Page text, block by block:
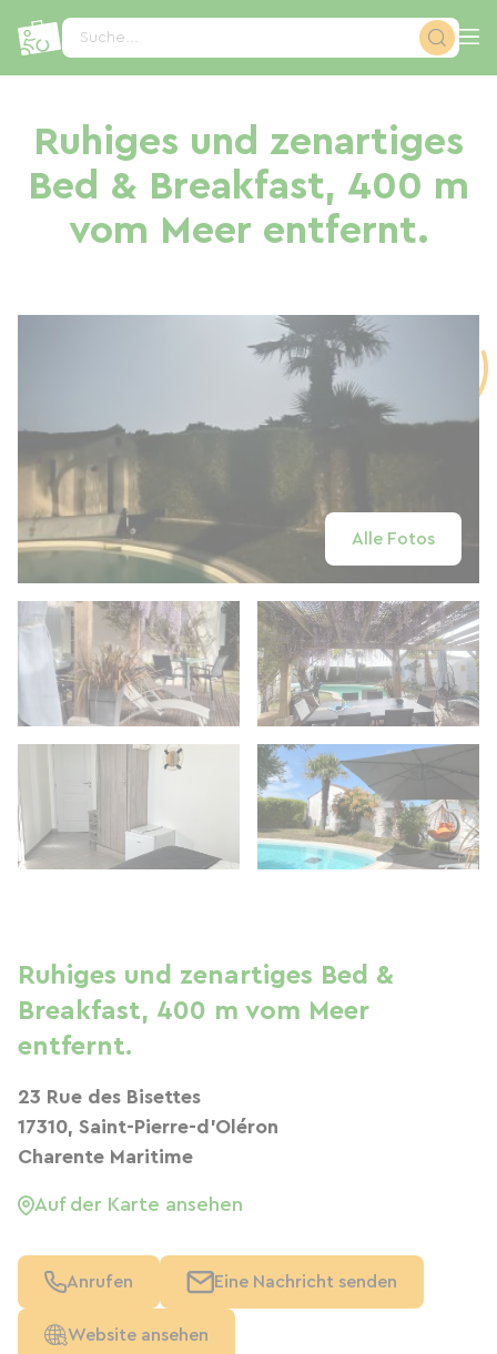
Suche...
Ruhiges und zenartiges
Bed & Breakfast, 400 m
vom Meer entfernt.
Alle Fotos
Ruhiges und zenartiges Bed &
Breakfast, 400 m vom Meer
entfernt.
23 Rue des Bisettes
17310, Saint-Pierre-d'Oléron
Charente Maritime
Auf der Karte ansehen
Anrufen Eine Nachricht senden
Website ansehen
Cookie-Einstellungen